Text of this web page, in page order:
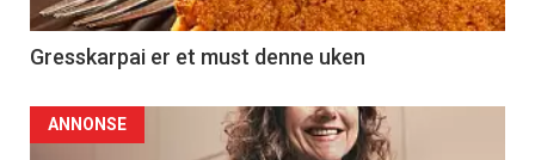
Gresskarpai er et must denne uken
ANNONSE